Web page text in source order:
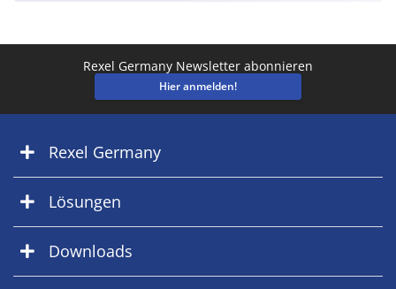
Rexel Germany Newsletter abonnieren
Hier anmelden!
Rexel Germany
Lösungen
Downloads